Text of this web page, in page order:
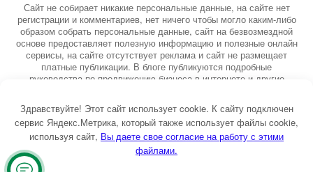
Сайт не собирает никакие персональные данные, на сайте нет
регистрации и комментариев, нет ничего чтобы могло каким-либо
образом собрать персональные данные, сайт на безвозмездной
основе предоставляет полезную информацию и полезные онлайн
сервисы, на сайте отсутствует реклама и сайт не размещает
платные публикации. В блоге публикуются подробные
руководства по продвижению бизнеса в интернете и другие
информацию о маркетинге, рекламе, копирайтинге и другие темы.
На сайте опубликовано более 3000 статей.
Тема от GoodwinPress.ru
Здравствуйте! Этот сайт использует cookie. К сайту подключен
сервис Яндекс.Метрика, который также использует файлы cookie,
используя сайт, ы даете свое согласие на работу с этими
файлами.